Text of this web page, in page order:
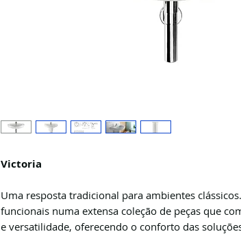
Victoria
Uma resposta tradicional para ambientes
funcionais numa extensa coleção de peças que
e versatilidade, oferecendo o conforto das